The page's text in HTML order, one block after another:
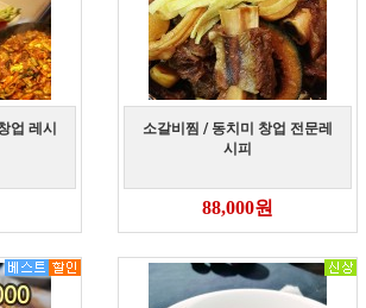
업 레시
소갈비찜 / 동치미 창업 전문레
시피
88,000원